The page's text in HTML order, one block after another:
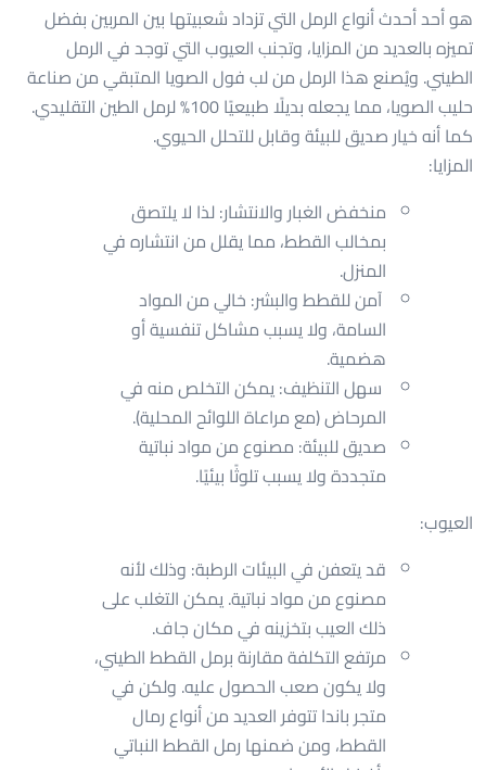
هو أحد أحدث أنواع الرمل التي تزداد شعبيتها بين المربين بفضل
تميزه بالعديد من المزايا، وتجنب العيوب التي توجد في الرمل
الطيني. ويُصنع هذا الرمل من لب فول الصويا المتبقي من صناعة
حليب الصويا، مما يجعله بديلًا طبيعيًا 100% لرمل الطين التقليدي.
كما أنه خيار صديق للبيئة وقابل للتحلل الحيوي.
المزايا:
منخفض الغبار والانتشار: لذا لا يلتصق
بمخالب القطط، مما يقلل من انتشاره في
المنزل.
آمن للقطط والبشر: خالي من المواد
السامة، ولا يسبب مشاكل تنفسية أو
هضمية.
سهل التنظيف: يمكن التخلص منه في
المرحاض (مع مراعاة اللوائح المحلية).
صديق للبيئة: مصنوع من مواد نباتية
متجددة ولا يسبب تلوثًا بيئيًا.
العيوب:
قد يتعفن في البيئات الرطبة: وذلك لأنه
مصنوع من مواد نباتية. يمكن التغلب على
ذلك العيب بتخزينه في مكان جاف.
مرتفع التكلفة مقارنة برمل القطط الطيني،
ولا يكون صعب الحصول عليه. ولكن في
متجر باندا تتوفر العديد من أنواع رمال
القطط، ومن ضمنها رمل القطط النباتي